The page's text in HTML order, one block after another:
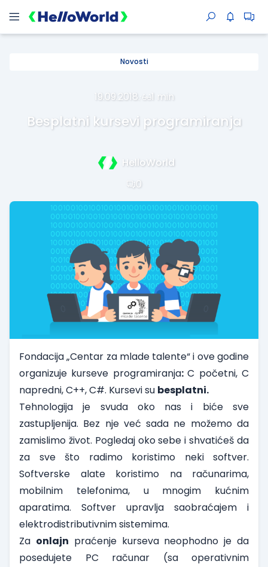
Novosti
19.09.2018. 1 min
Besplatni kursevi programiranja
HelloWorld
0
Fondacija „Centar za mlade talente“ i ove godine
organizuje kurseve programiranja:C početni, C
napredni, C++, C#. Kursevi su besplatni.
Tehnologija je svuda oko nas i biće sve
zastupljenija. Bez nje već sada ne možemo da
zamislimo život. Pogledaj oko sebe i shvatićeš da
za sve što radimo koristimo neki softver.
Softverske alate koristimo na računarima,
mobilnim telefonima, u mnogim kućnim
aparatima. Softver upravlja saobraćajem i
elektrodistributivnim sistemima.
Za onlajn praćenje kurseva neophodno je da
posedujete PC računar (sa operativnim